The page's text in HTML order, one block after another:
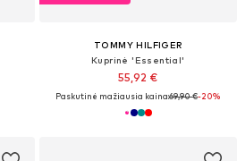
TOMMY HILFIGER
Kuprinė 'Essential'
55,92 €
Paskutinė mažiausia kaina:69,90 €-20%